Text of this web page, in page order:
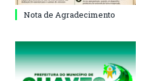
Nota de Agradecimento